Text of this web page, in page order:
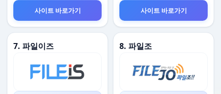
사이트 바로가기
사이트 바로가기
7. 파일이즈 8. 파일조